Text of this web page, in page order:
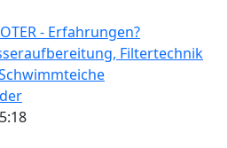
- Erfahrungen?
Filtertechnik